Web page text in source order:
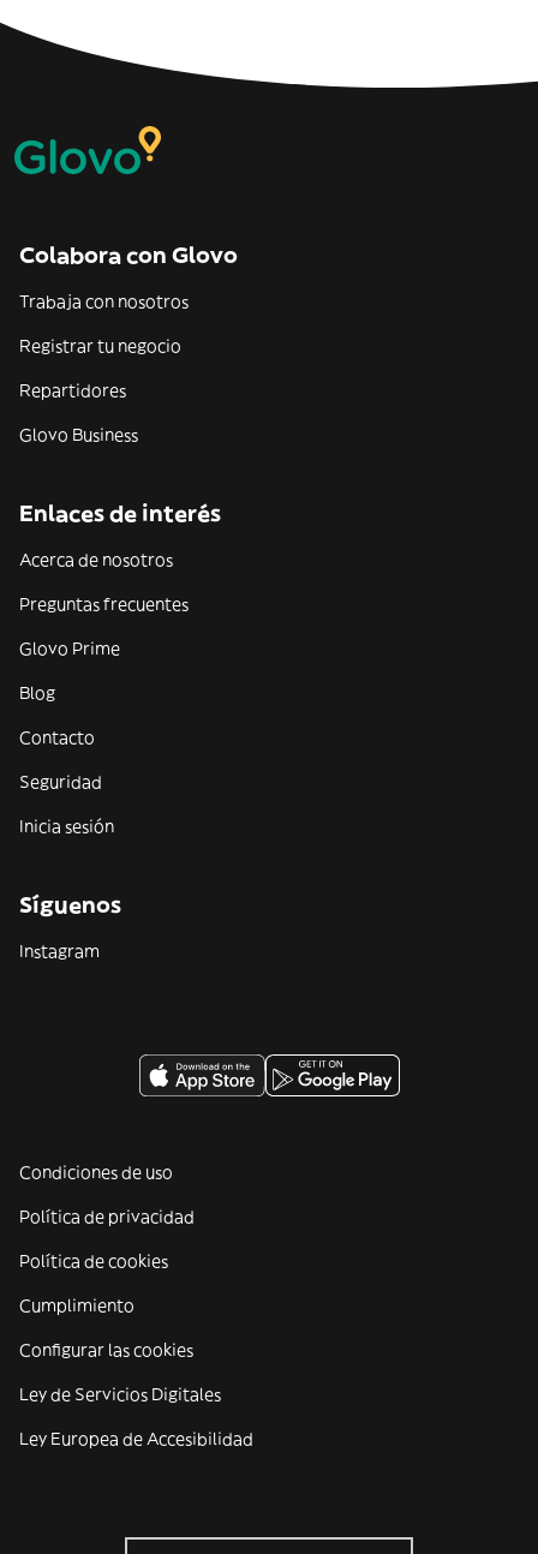
Colabora con Glovo
Trabaja con nosotros
Registrar tu negocio
Repartidores
Glovo Business
Enlaces de interés
Acerca de nosotros
Preguntas frecuentes
Glovo Prime
Blog
Contacto
Seguridad
Inicia sesión
Síguenos
Instagram
Condiciones de uso
Política de privacidad
Política de cookies
Cumplimiento
Configurar las cookies
Ley de Servicios Digitales
Ley Europea de Accesibilidad